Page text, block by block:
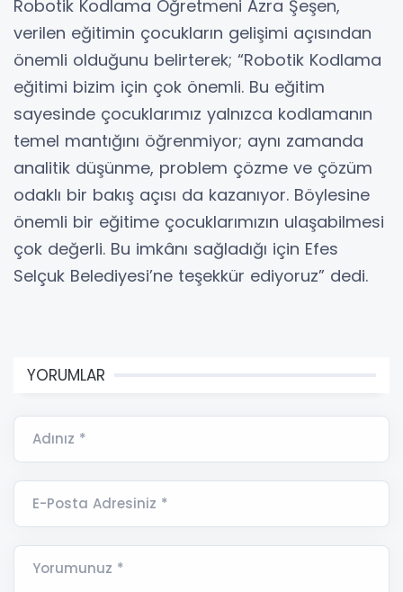
Robotik Kodlama Öğretmeni Azra Şeşen,
verilen eğitimin çocukların gelişimi açısından
önemli olduğunu belirterek; “Robotik Kodlama
eğitimi bizim için çok önemli. Bu eğitim
sayesinde çocuklarımız yalnızca kodlamanın
temel mantığını öğrenmiyor; aynı zamanda
analitik düşünme, problem çözme ve çözüm
odaklı bir bakış açısı da kazanıyor. Böylesine
önemli bir eğitime çocuklarımızın ulaşabilmesi
çok değerli. Bu imkânı sağladığı için Efes
Selçuk Belediyesi’ne teşekkür ediyoruz” dedi.
YORUMLAR
Adınız *
E-Posta Adresiniz *
Yorumunuz *